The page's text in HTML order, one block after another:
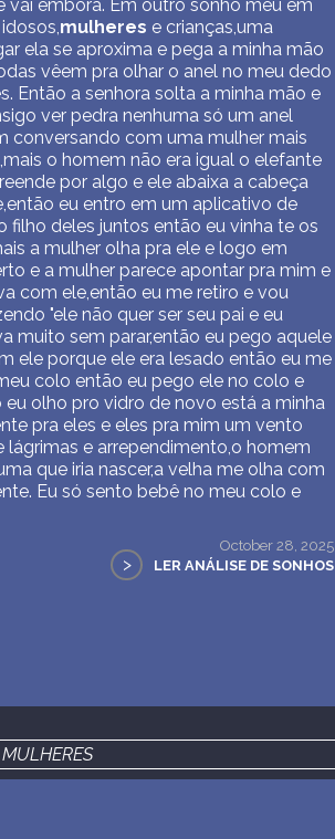
vai embora. Em outro sonho meu em
mulheres e crianças,uma
ela se aproxima e pega a minha mão
vêem pra olhar o anel no meu dedo
Então a senhora solta a minha mão e
ver pedra nenhuma só um anel
conversando com uma mulher mais
o homem não era igual o elefante
por algo e ele abaixa a cabeça
eu entro em um aplicativo de
deles juntos então eu vinha te os
a mulher olha pra ele e logo em
e a mulher parece apontar pra mim e
com ele,então eu me retiro e vou
"ele não quer ser seu pai e eu
muito sem parar,então eu pego aquele
ele porque ele era lesado então eu me
colo então eu pego ele no colo e
olho pro vidro de novo está a minha
pra eles e eles pra mim um vento
e arrependimento,o homem
que iria nascer,a velha me olha com
Eu só sento bebê no meu colo e
October 28, 2025
> LER ANÁLISE DE SONHOS
MULHERES